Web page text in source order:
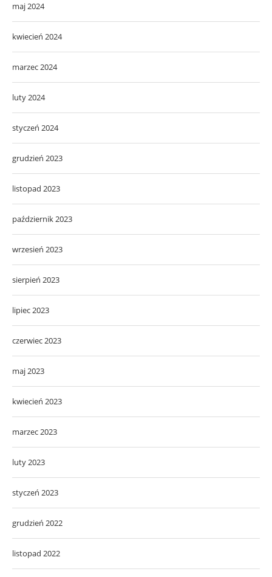
maj 2024
kwiecień 2024
marzec 2024
luty 2024
styczeń 2024
grudzień 2023
listopad 2023
październik 2023
wrzesień 2023
sierpień 2023
lipiec 2023
czerwiec 2023
maj 2023
kwiecień 2023
marzec 2023
luty 2023
styczeń 2023
grudzień 2022
listopad 2022